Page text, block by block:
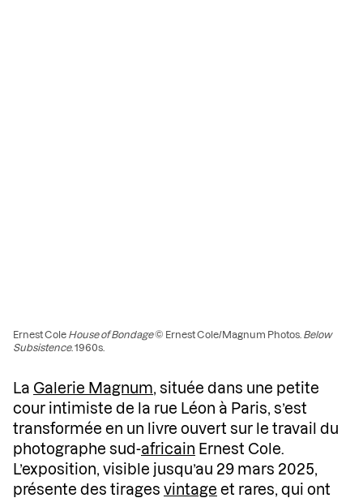
Ernest Cole House of Bondage© Ernest Cole/Magnum Photos. Below
Subsistence. 1960s.
La Galerie Magnum, située dans une petite
cour intimiste de la rue Léon à Paris, s’est
transformée en un livre ouvert sur le travail du
photographe sud-africain Ernest Cole.
L’exposition, visible jusqu’au 29 mars 2025,
présente des tirages vintage et rares, qui ont